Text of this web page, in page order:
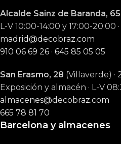
Alcalde Sainz de Baranda, 65
L-V 10:00-14:00 y 17:00-20:00
madrid@decobraz.com
910 06 69 26 · 645 85 05 05
San Erasmo, 28 (Villaverde) ·
Exposición y almacén · L-V
almacenes@decobraz.com
665 78 81 70
Barcelona y almacenes